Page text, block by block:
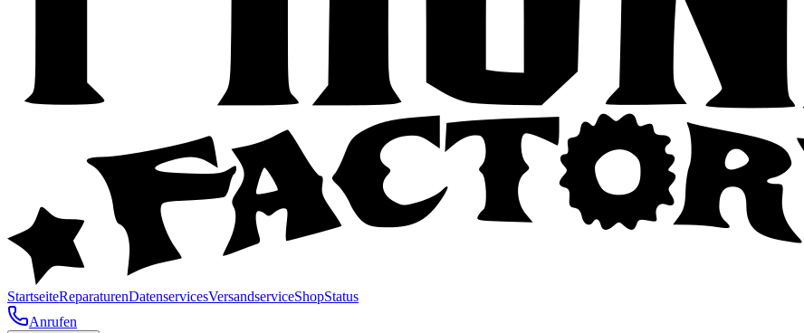
StartseiteReparaturenDatenservicesVersandserviceShopStatus
Anrufen